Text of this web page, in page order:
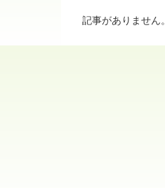
記事がありません。